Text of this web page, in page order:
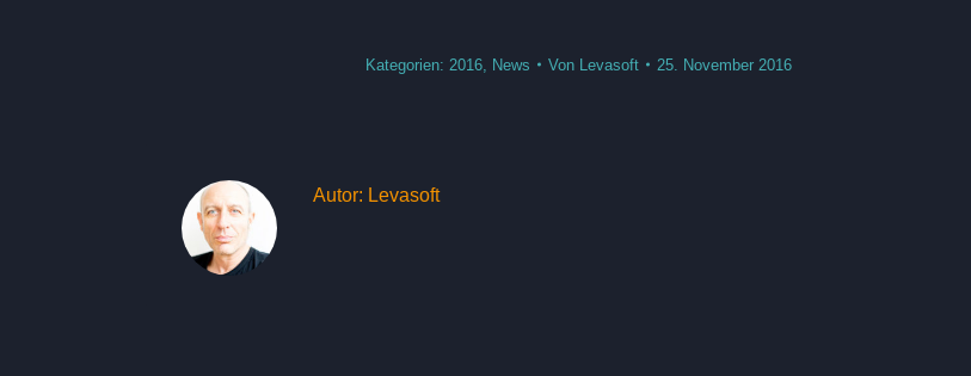
Kategorien: 2016 News Von Levasoft 25. November 2016
Autor: Levasoft